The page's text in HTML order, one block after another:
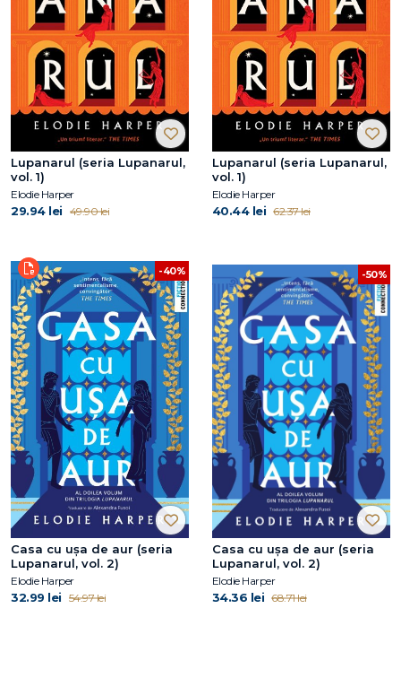
Lupanarul (seria Lupanarul,
vol. 1)
Elodie Harper
29.94 lei 49.90 lei
Lupanarul (seria Lupanarul,
vol. 1)
Elodie Harper
40.44 lei 62.37 lei
-40%
Casa cu ușa de aur (seria
Lupanarul, vol. 2)
Elodie Harper
32.99 lei 54.97 lei
-50%
Casa cu ușa de aur (seria
Lupanarul, vol. 2)
Elodie Harper
34.36 lei 68.71 lei